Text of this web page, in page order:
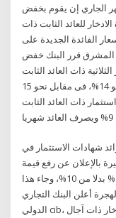
الجاري إن يقوم بخفض
1 2 % على شهادة الادخار للعائد الثابت ذات
الفائدة الجديدة على
المشرق قرر البنك خفض
الثلاثية ذات العائد الثابت
ليصبح نحو 14%، فى مقابل نحو 15%. Jan 20, 2021 · شهادة العائد
استثمار ذات العائد الثابت
شهادات الاستثمار في
بالإعلان عن رفع قيمة
الاحتياطي الإلزامي في البنوك المصرية إلى 14% بدلا من 10%، وجاء هذا
البنك لسحب 29‏‏/5‏‏/1442 بعد الهجرة أعلن البنك التجاري
الدولي cib، تخفيض سعر الفائدة بنسبة 1% علي شهادة الادخار ذات آجال